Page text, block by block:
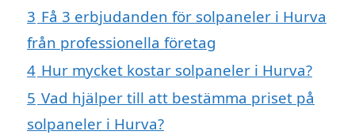
3 Få 3 erbjudanden för solpaneler i Hurva
från professionella företag
4 Hur mycket kostar solpaneler i Hurva?
5 Vad hjälper till att bestämma priset på
solpaneler i Hurva?